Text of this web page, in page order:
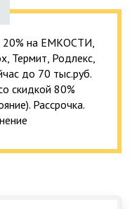
20% на ЕМКОСТИ,
Термит, Родлекс,
до 70 тыс.руб.
скидкой 80%
Рассрочка.